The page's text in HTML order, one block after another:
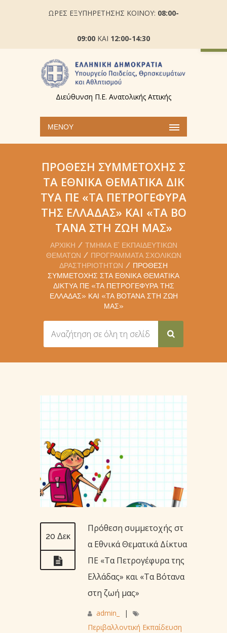
ΩΡΕΣ ΕΞΥΠΗΡΕΤΗΣΗΣ ΚΟΙΝΟΥ: 08:00-
09:00 ΚΑΙ 12:00-14:30
Διεύθυνση Π.Ε. Ανατολικής Αττικής
ΜΕΝΟΎ
ΠΡΌΘΕΣΗ ΣΥΜΜΕΤΟΧΉΣ Σ
ΤΑ ΕΘΝΙΚΆ ΘΕΜΑΤΙΚΆ ΔΊΚ
ΤΥΑ ΠΕ «ΤΑ ΠΕΤΡΟΓΈΦΥΡΑ
ΤΗΣ ΕΛΛΆΔΑΣ» ΚΑΙ «ΤΑ ΒΌ
ΤΑΝΑ ΣΤΗ ΖΩΉ ΜΑΣ»
ΑΡΧΙΚΉ
ΤΜΉΜΑ Ε’ ΕΚΠΑΙΔΕΥΤΙΚΏΝ
ΘΕΜΆΤΩΝ
ΠΡΟΓΡΆΜΜΑΤΑ ΣΧΟΛΙΚΏΝ
ΔΡΑΣΤΗΡΙΟΤΉΤΩΝ
ΠΡΌΘΕΣΗ
ΣΥΜΜΕΤΟΧΉΣ ΣΤΑ ΕΘΝΙΚΆ ΘΕΜΑΤΙΚΆ
ΔΊΚΤΥΑ ΠΕ «ΤΑ ΠΕΤΡΟΓΈΦΥΡΑ ΤΗΣ
ΕΛΛΆΔΑΣ» ΚΑΙ «ΤΑ ΒΌΤΑΝΑ ΣΤΗ ΖΩΉ
ΜΑΣ»
20 Δεκ
Πρόθεση συμμετοχής στ
α Εθνικά Θεματικά Δίκτυα
ΠΕ «Τα Πετρογέφυρα της
Ελλάδας» και «Τα Βότανα
στη ζωή μας»
admin_
|
Περιβαλλοντική Εκπαίδευση